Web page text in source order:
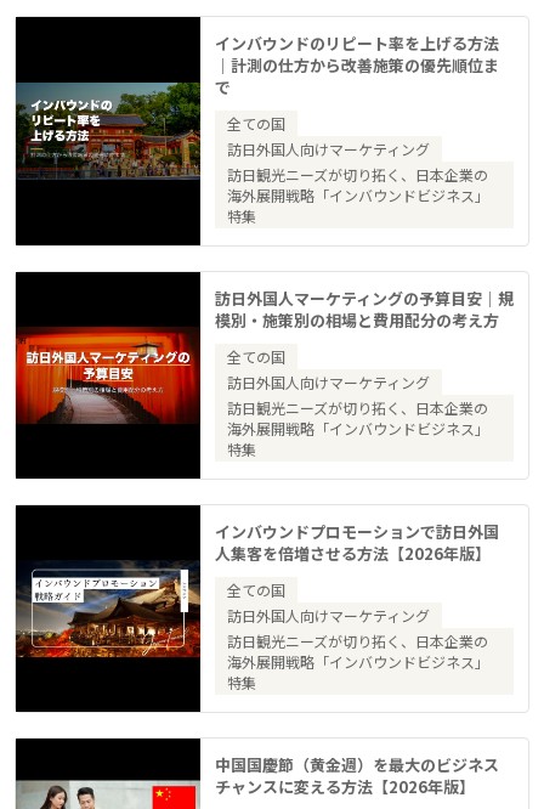
インバウンドのリピート率を上げる方法
｜計測の仕方から改善施策の優先順位ま
で
全ての国
訪日外国人向けマーケティング
訪日観光ニーズが切り拓く、日本企業の
海外展開戦略「インバウンドビジネス」
特集
訪日外国人マーケティングの予算目安｜規
模別・施策別の相場と費用配分の考え方
全ての国
訪日外国人向けマーケティング
訪日観光ニーズが切り拓く、日本企業の
海外展開戦略「インバウンドビジネス」
特集
インバウンドプロモーションで訪日外国
人集客を倍増させる方法【2026年版】
全ての国
訪日外国人向けマーケティング
訪日観光ニーズが切り拓く、日本企業の
海外展開戦略「インバウンドビジネス」
特集
中国国慶節（黄金週）を最大のビジネス
チャンスに変える方法【2026年版】